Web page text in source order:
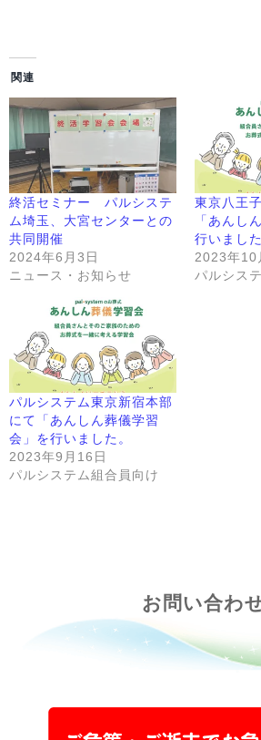
関連
終活セミナー パルシステ
ム埼玉、大宮センターとの
共同開催
2024年6月3日
ニュース・お知らせ
東京八王
「あんし
行いました
2023年10
パルシス
パルシステム東京新宿本部
にて「あんしん葬儀学習
会」を行いました。
2023年9月16日
パルシステム組合員向け
お問い合わ